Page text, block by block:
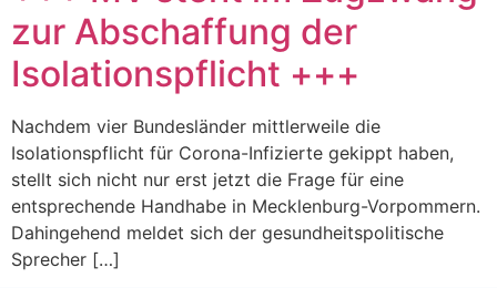
zur Abschaffung der
Isolationspflicht +++
Nachdem vier Bundesländer mittlerweile die
Isolationspflicht für Corona-Infizierte gekippt haben,
stellt sich nicht nur erst jetzt die Frage für eine
entsprechende Handhabe in Mecklenburg-Vorpommern.
Dahingehend meldet sich der gesundheitspolitische
Sprecher […]